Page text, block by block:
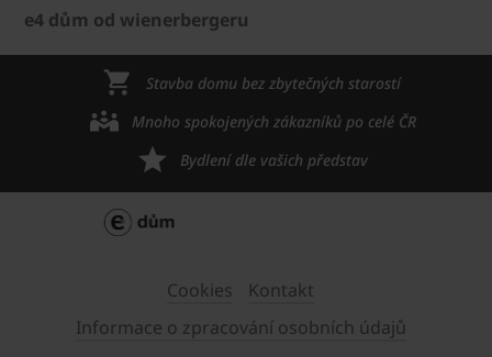
e4 dům od wienerbergeru
Stavba domu bez zbytečných starostí
Mnoho spokojených zákazníků po celé ČR
Bydlení dle vašich představ
Cookies
Kontakt
Informace o zpracování osobních údajů